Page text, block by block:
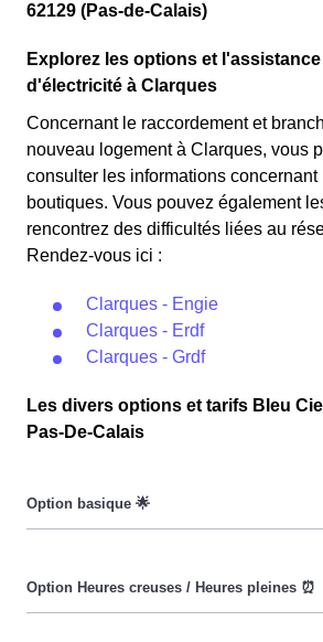
62129 (Pas-de-Calais)
Explorez les options et
d'électricité à Clarques
Concernant le raccordement et
nouveau logement à Clarques, vous
consulter les informations concernant
boutiques. Vous pouvez également
rencontrez des difficultés liées au
Rendez-vous ici :
Clarques - Engie
Clarques - Erdf
Clarques - Grdf
Les divers options et tarifs Bleu
Pas-De-Calais
date, ni de l'heure, que ce soit à